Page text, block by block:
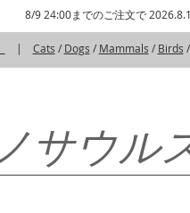
8/9 24:00までのご注文で
| Cats / Dogs / Mammals / Birds /
サウル